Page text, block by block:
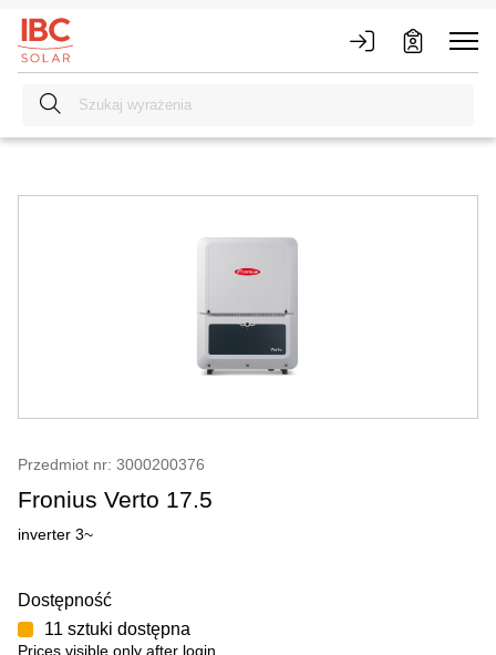
Przedmiot nr: 3000200376
Fronius Verto 17.5
inverter 3~
Dostępność
11 sztuki dostępna
Prices visible only after login